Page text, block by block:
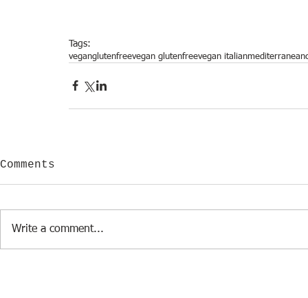
Tags:
veganglutenfreevegan glutenfreevegan italianmediterranean
Comments
Write a comment...